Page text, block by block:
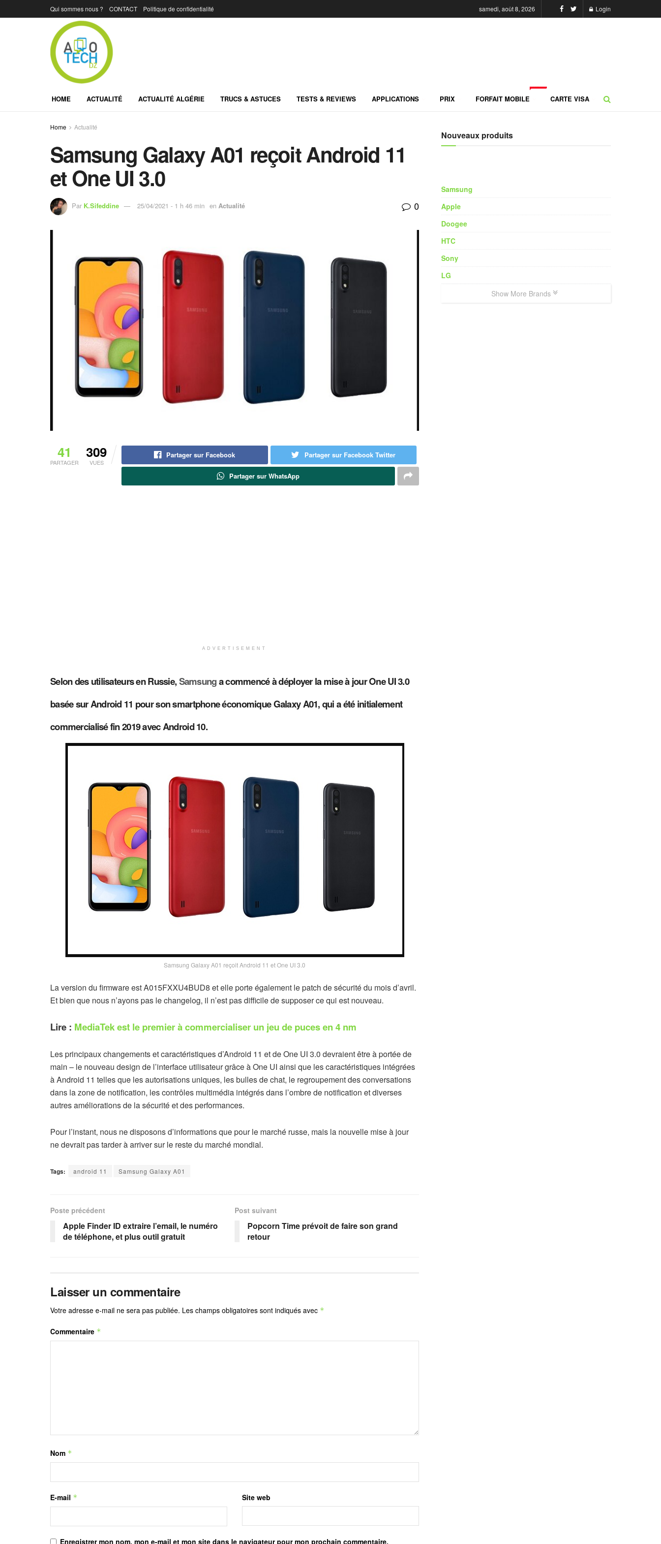
Qui sommes nous ? CONTACT Politique de confidentialité samedi, août 8, 2026 Login
HOME ACTUALITÉ ACTUALITÉ ALGÉRIE TRUCS & ASTUCES TESTS & REVIEWS APPLICATIONS PRIX FORFAIT MOBILE CARTE VISA
Home Actualité
Samsung Galaxy A01 reçoit Android 11
et One UI 3.0
Par K.Sifeddine 25/04/2021 - 1 h 46 min en Actualité 0
41
PARTAGER
309
VUES
Partager sur Facebook Partager sur Facebook Twitter
Partager sur WhatsApp
ADVERTISEMENT
Selon des utilisateurs en Russie,Samsunga commencé à déployer la mise à jour One UI 3.0
basée sur Android 11 pour son smartphone économique Galaxy A01, qui a été initialement
commercialisé fin 2019 avec Android 10.
Samsung Galaxy A01 reçoit Android 11 et One UI 3.0
La version du firmware est A015FXXU4BUD8 et elle porte également le patch de sécurité du mois d’avril.
Et bien que nous n’ayons pas le changelog, il n’est pas difficile de supposer ce qui est nouveau.
Lire : MediaTek est le premier à commercialiser un jeu de puces en 4 nm
Les principaux changements et caractéristiques d’Android 11 et de One UI 3.0 devraient être à portée de
main – le nouveau design de l’interface utilisateur grâce à One UI ainsi que les caractéristiques intégrées
à Android 11 telles que les autorisations uniques, les bulles de chat, le regroupement des conversations
dans la zone de notification, les contrôles multimédia intégrés dans l’ombre de notification et diverses
autres améliorations de la sécurité et des performances.
Pour l’instant, nous ne disposons d’informations que pour le marché russe, mais la nouvelle mise à jour
ne devrait pas tarder à arriver sur le reste du marché mondial.
Tags: android 11 Samsung Galaxy A01
Poste précédent
Apple Finder ID extraire l’email, le numéro
de téléphone, et plus outil gratuit
Post suivant
Popcorn Time prévoit de faire son grand
retour
Laisser un commentaire
Votre adresse e-mail ne sera pas publiée. Les champs obligatoires sont indiqués avec *
Commentaire *
Nom *
E-mail * Site web
Enregistrer mon nom, mon e-mail et mon site dans le navigateur pour mon prochain commentaire.
Nouveaux produits
Samsung
Apple
Doogee
HTC
Sony
LG
Show More Brands